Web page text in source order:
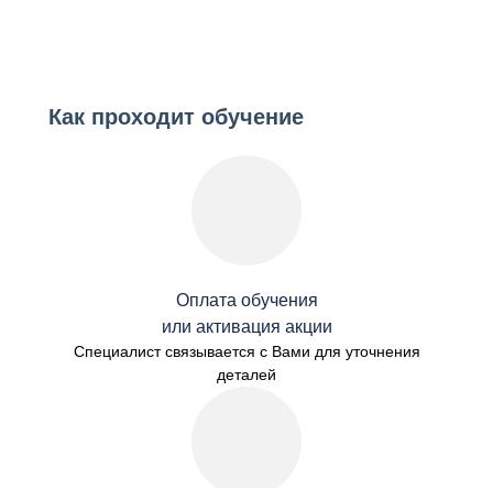
Как проходит обучение
Оплата обучения
или активация акции
Специалист связывается с Вами для уточнения
деталей